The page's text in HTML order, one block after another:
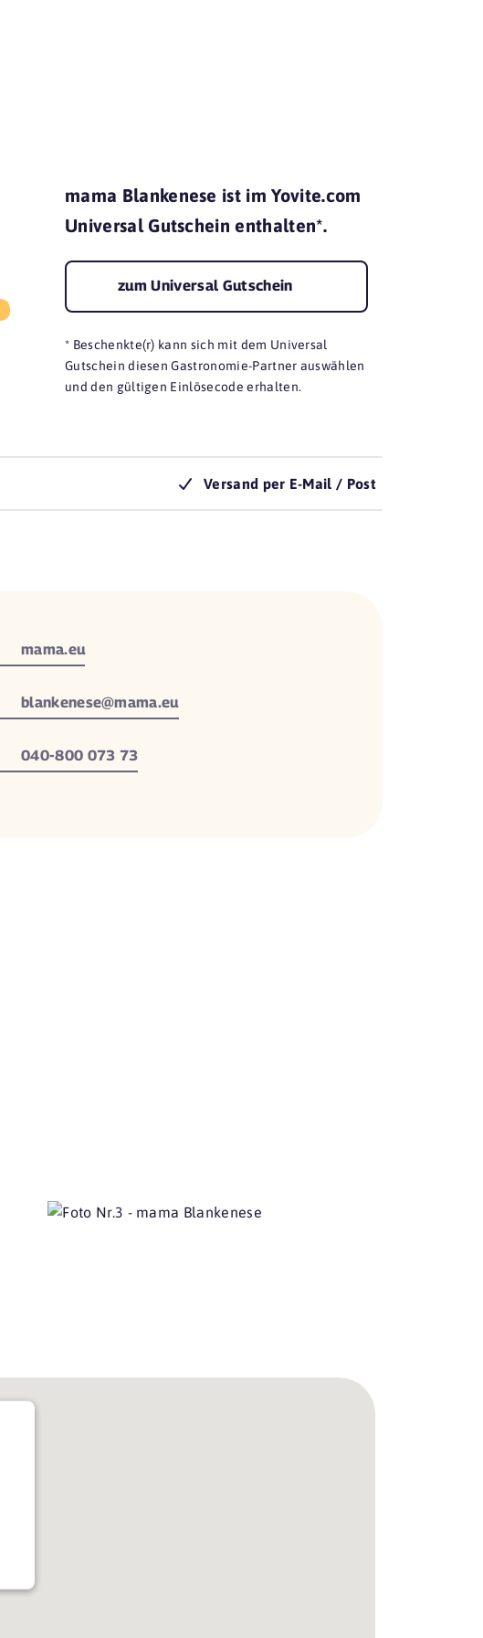
mama Blankenese ist im Yovite.com
Universal Gutschein enthalten*.
zum Universal Gutschein
* Beschenkte(r) kann sich mit dem Universal
Gutschein diesen Gastronomie-Partner auswählen
und den gültigen Einlösecode erhalten.
Versand per E-Mail / Post
mama.eu
blankenese@mama.eu
040-800 073 73